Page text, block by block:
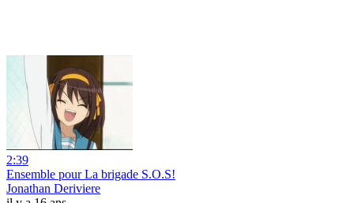
2:39
Ensemble pour La brigade S.O.S!
Jonathan Deriviere